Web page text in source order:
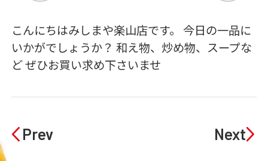
こんにちはみしまや楽山店です。 今日の一品に
いかがでしょうか？ 和え物、炒め物、スープな
ど ぜひお買い求め下さいませ
Prev Next